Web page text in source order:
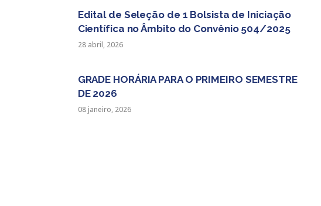
Edital de Seleção de 1 Bolsista de Iniciação
Científica no Âmbito do Convênio 504/2025
28 abril, 2026
GRADE HORÁRIA PARA O PRIMEIRO SEMESTRE
DE 2026
08 janeiro, 2026